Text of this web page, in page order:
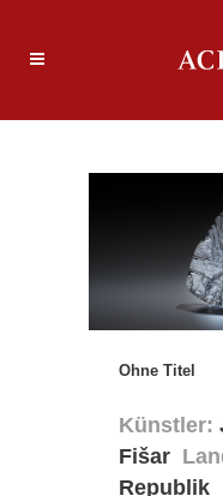
Ohne Titel
Künstler:
Fišar
Republik